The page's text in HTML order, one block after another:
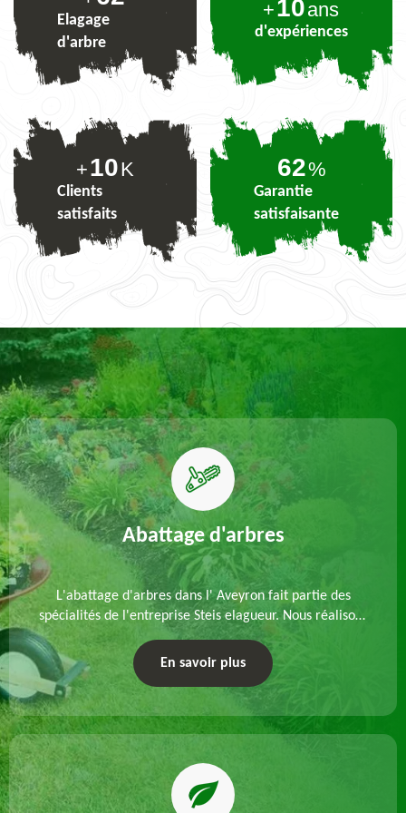
Elagage
d'arbre
+10ans
d'expériences
+10K
Clients
satisfaits
76%
Garantie
satisfaisante
Abattage d'arbres
L'abattage d'arbres dans l' Aveyron fait partie des
spécialités de l'entreprise Steis elagueur. Nous réalisons
un abattage direct ou par démontage, tenant compte
des particularités du site et des végétaux.
En savoir plus